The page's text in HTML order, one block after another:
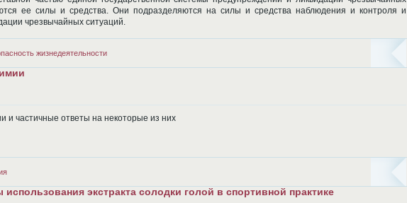
ее силы и средства. Они подразделяются на силы и средства наблюдения и контроля и
чрезвычайных ситуаций.
жизнедеятельности
и частичные ответы на некоторые из них
использования экстракта солодки голой в спортивной практике